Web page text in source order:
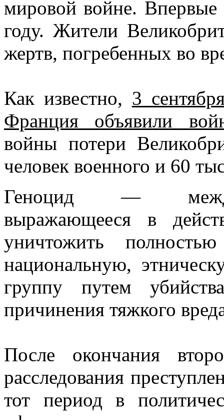
мировой войне. Впервые
году. Жители
жертв, погребенных во
Как известно, 3
Франция объявили
войны потери
человек военного и 60
Геноцид —
выражающееся в
уничтожить
национальную,
группу путем
причинения тяжкого
После окончания
расследования
тот период в